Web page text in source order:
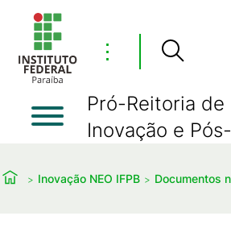
⋮
Pró-Reitoria de
Inovação e
Inovação NEO IFPB Documentos